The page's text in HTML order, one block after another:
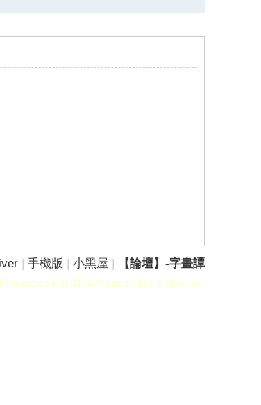
| 手機版 | 小黑屋 | 【論壇】-字畫譚
in 0.013424 second(s), 9 queries .